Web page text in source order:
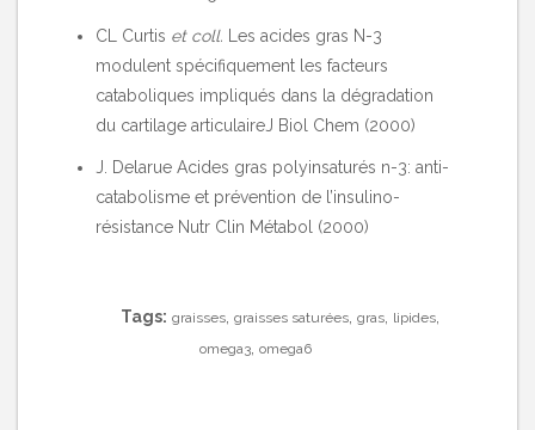
CL Curtis et coll.
Les acides gras N-3
modulent spécifiquement les facteurs
cataboliques impliqués dans la dégradation
du cartilage articulaireJ Biol Chem (2000)
J. Delarue Acides gras polyinsaturés n-3: anti-
catabolisme et prévention de l’insulino-
résistance Nutr Clin Métabol (2000)
Tags: graisses, graisses saturées, gras, lipides,
omega3 omega6